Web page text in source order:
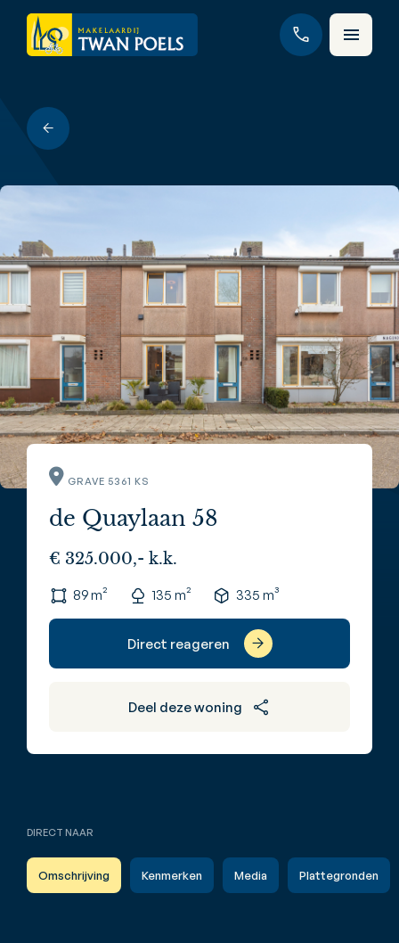
GRAVE 5361 KS
de Quaylaan 58
€ 325.000,- k.k.
89 m² 135 m² 335 m³
Direct reageren
Deel deze woning
DIRECT NAAR
Omschrijving Kenmerken Media Plattegronden